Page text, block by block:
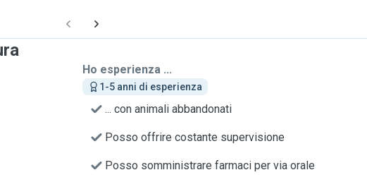
Ho esperienza ...
1-5 anni di esperienza
... con animali abbandonati
Posso offrire costante supervisione
Posso somministrare farmaci per via orale